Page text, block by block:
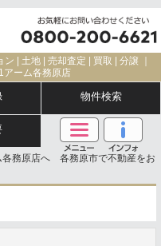
| 土地 | 売却査定 | 買取 | 分譲 ｜
アーム各務原店
物件検索
各務原店へ 各務原市で不動産をお